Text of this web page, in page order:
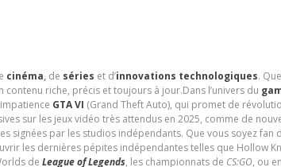
cinéma,de séries et d’innovations technologiques.
riche, précis et toujours à jour.Dans l’univers du
GTA VI (Grand Theft Auto), qui promet de
sur les jeux vidéo très attendus en 2025, comme de
signées par les studios indépendants. Que vous soyez fan
les dernières pépites indépendantes telles que Hollow
de League of Legends, les championnats de CS:GO, ou